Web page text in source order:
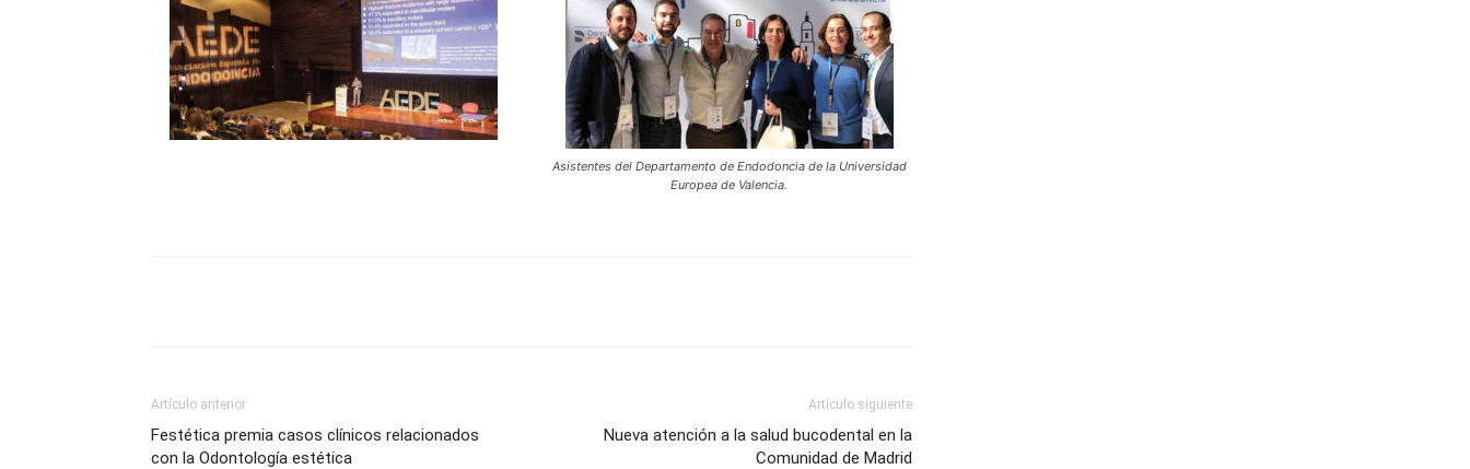
Asistentes del Departamento de Endodoncia de la Universidad
Europea de Valencia.
Artículo anterior
Festética premia casos clínicos relacionados
con la Odontología estética
Artículo siguiente
Nueva atención a la salud bucodental en la
Comunidad de Madrid